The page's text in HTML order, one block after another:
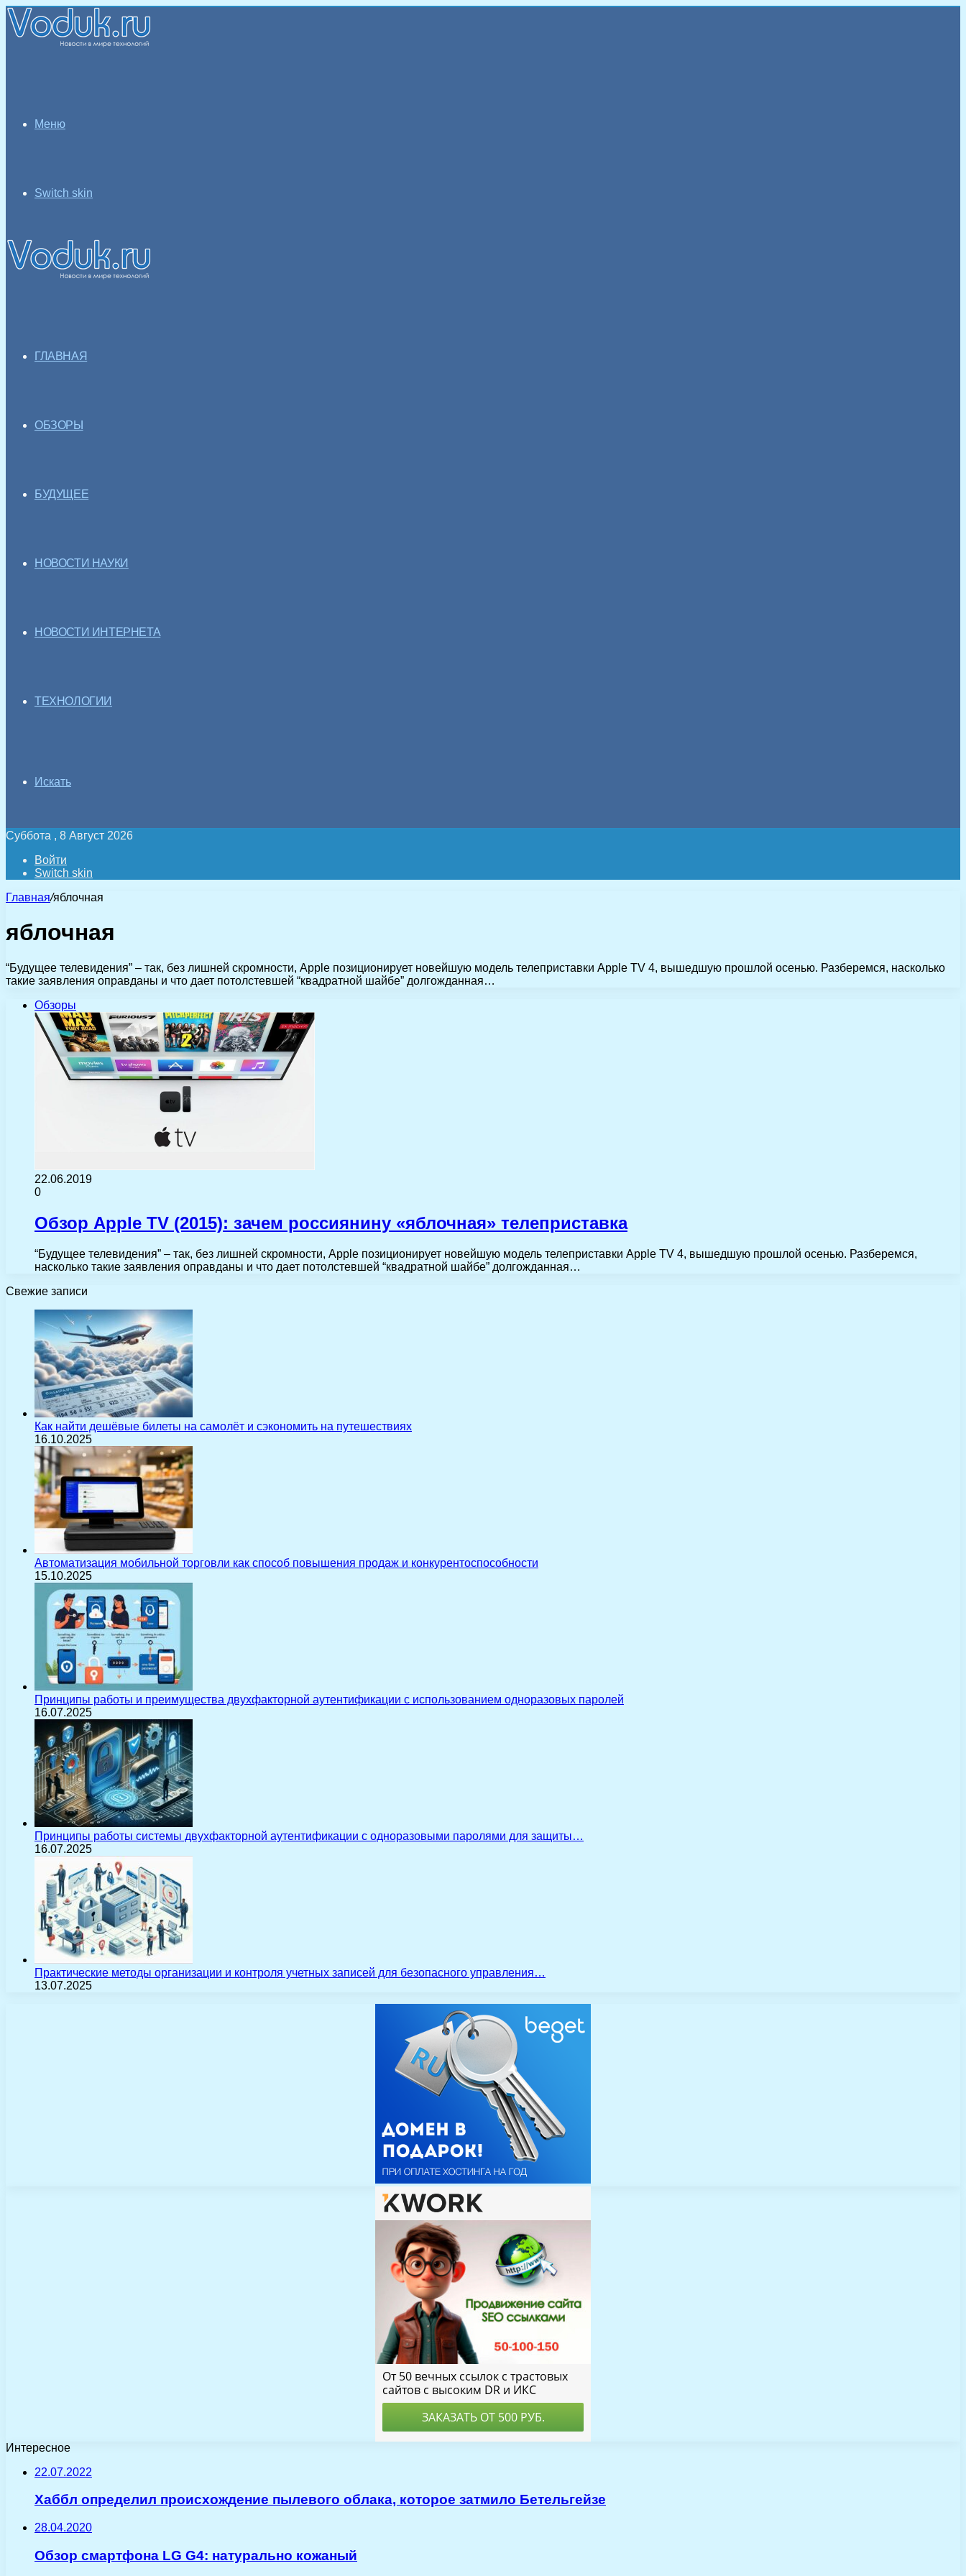
Меню
Switch skin
ГЛАВНАЯ
ОБЗОРЫ
БУДУЩЕЕ
НОВОСТИ НАУКИ
НОВОСТИ ИНТЕРНЕТА
ТЕХНОЛОГИИ
Искать
Суббота , 8 Август 2026
Войти
Switch skin
Главная/яблочная
яблочная
“Будущее телевидения” – так, без лишней скромности, Apple позиционирует новейшую модель телеприставки Apple TV 4, вышедшую прошлой осенью. Разберемся, насколько
такие заявления оправданы и что дает потолстевшей “квадратной шайбе” долгожданная…
Обзоры
22.06.2019
0
Обзор Apple TV (2015): зачем россиянину «яблочная» телеприставка
“Будущее телевидения” – так, без лишней скромности, Apple позиционирует новейшую модель телеприставки Apple TV 4, вышедшую прошлой осенью. Разберемся,
насколько такие заявления оправданы и что дает потолстевшей “квадратной шайбе” долгожданная…
Свежие записи
Как найти дешёвые билеты на самолёт и сэкономить на путешествиях
16.10.2025
Автоматизация мобильной торговли как способ повышения продаж и конкурентоспособности
15.10.2025
Принципы работы и преимущества двухфакторной аутентификации с использованием одноразовых паролей
16.07.2025
Принципы работы системы двухфакторной аутентификации с одноразовыми паролями для защиты…
16.07.2025
Практические методы организации и контроля учетных записей для безопасного управления…
13.07.2025
Интересное
22.07.2022
Хаббл определил происхождение пылевого облака, которое затмило Бетельгейзе
28.04.2020
Обзор смартфона LG G4: натурально кожаный